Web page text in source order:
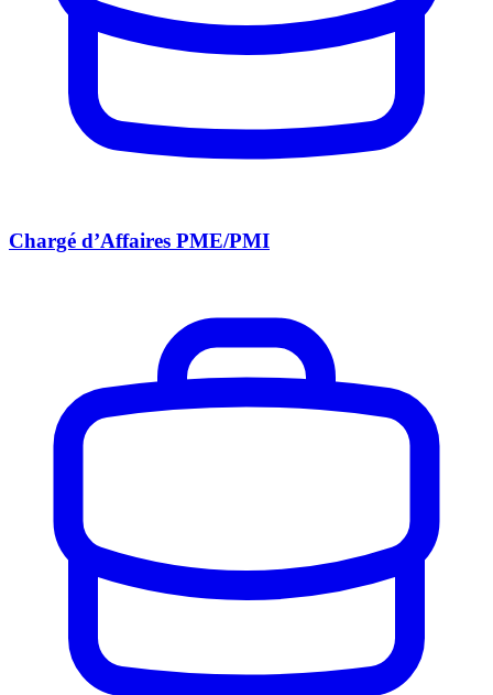
Chargé d’Affaires PME/PMI